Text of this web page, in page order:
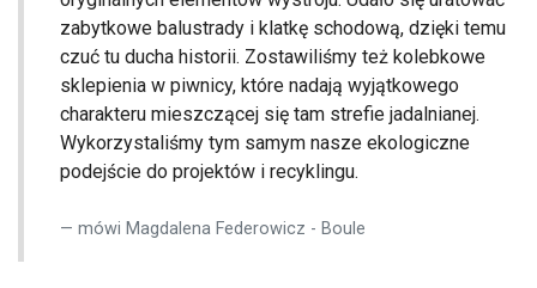
zabytkowe balustrady i klatkę schodową, dzięki temu
czuć tu ducha historii. Zostawiliśmy też kolebkowe
sklepienia w piwnicy, które nadają wyjątkowego
charakteru mieszczącej się tam strefie jadalnianej.
Wykorzystaliśmy tym samym nasze ekologiczne
podejście do projektów i recyklingu.
mówi Magdalena Federowicz - Boule